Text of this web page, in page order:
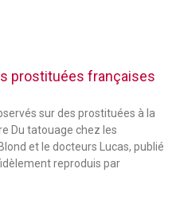
prostituées françaises
sur des prostituées à la
Du tatouage chez les
et le docteurs Lucas, publié
reproduis par